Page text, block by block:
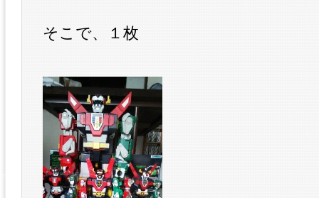
そこで、１枚